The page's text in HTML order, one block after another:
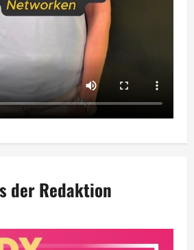
der Redaktion